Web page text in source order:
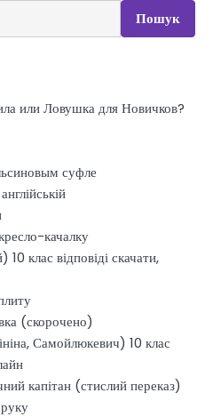
Пошук
или Ловушка для Новичков?
суфле
качалку
клас відповіді скачати,
(скорочено)
Самойлюкевич) 10 клас
капітан (стислий переказ)